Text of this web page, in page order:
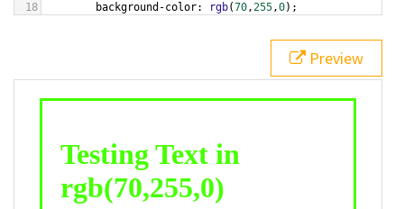
18
background-color: rgb(70,255,0);
bottom ,
white, rgb(70,255,0));
div class="textColor borderColor"
< h1>Testing Text in rgb(70,255,0)
Preview